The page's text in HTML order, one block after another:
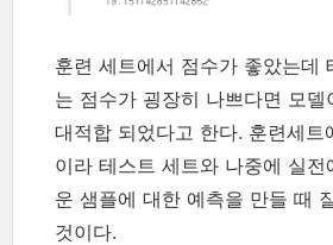
훈련 세트에서 점수가 좋았는데
는 점수가 굉장히 나쁘다면 모
대적합 되었다고 한다. 훈련세트
이라 테스트 세트와 나중에 실전
운 샘플에 대한 예측을 만들 때
것이다.